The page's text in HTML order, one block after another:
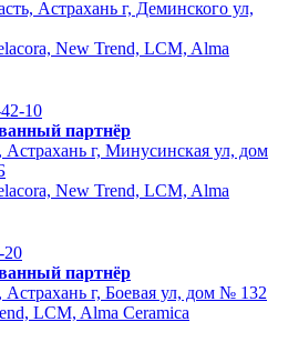
Астрахань г, Деминского ул,
New Trend, LCM, Alma
10
партнёр
Астрахань г, Минусинская ул, дом
New Trend, LCM, Alma
20
партнёр
Астрахань г, Боевая ул, дом № 132
LCM, Alma Ceramica